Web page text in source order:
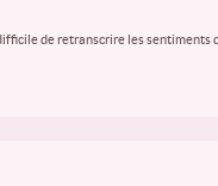
de retranscrire les sentiments